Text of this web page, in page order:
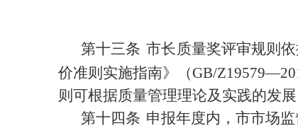
第十三条 市长质量奖评审规则
价准则实施指南》
（GB/Z19579—
则可根据质量管理理论及实践的发展
第十四条 申报年度内 ， 市市场